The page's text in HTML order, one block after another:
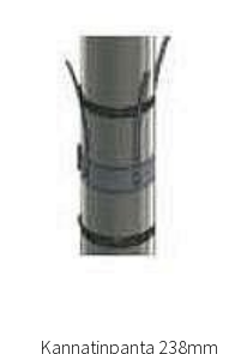
Kannatinpanta 238mm